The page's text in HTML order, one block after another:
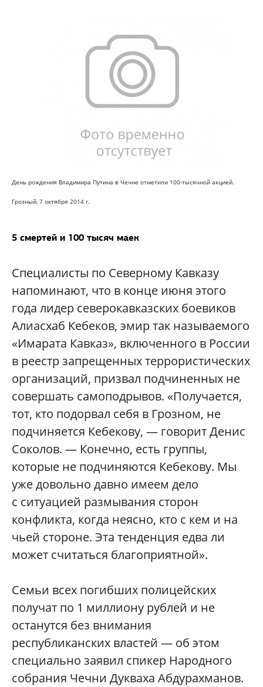
День рождения Владимира Путина в Чечне отметили 100-тысячной акцией.
Грозный, 7 октября 2014 г.
5 смертей и 100 тысяч маек
Специалисты по Северному Кавказу
напоминают, что в конце июня этого
года лидер северокавказских боевиков
Алиасхаб Кебеков, эмир так называемого
«Имарата Кавказ», включенного в России
в реестр запрещенных террористических
организаций, призвал подчиненных не
совершать самоподрывов. «Получается,
тот, кто подорвал себя в Грозном, не
подчиняется Кебекову, — говорит Денис
Соколов. — Конечно, есть группы,
которые не подчиняются Кебекову. Мы
уже довольно давно имеем дело
с ситуацией размывания сторон
конфликта, когда неясно, кто с кем и на
чьей стороне. Эта тенденция едва ли
может считаться благоприятной».
Семьи всех погибших полицейских
получат по 1 миллиону рублей и не
останутся без внимания
республиканских властей — об этом
специально заявил спикер Народного
собрания Чечни Дукваха Абдурахманов.